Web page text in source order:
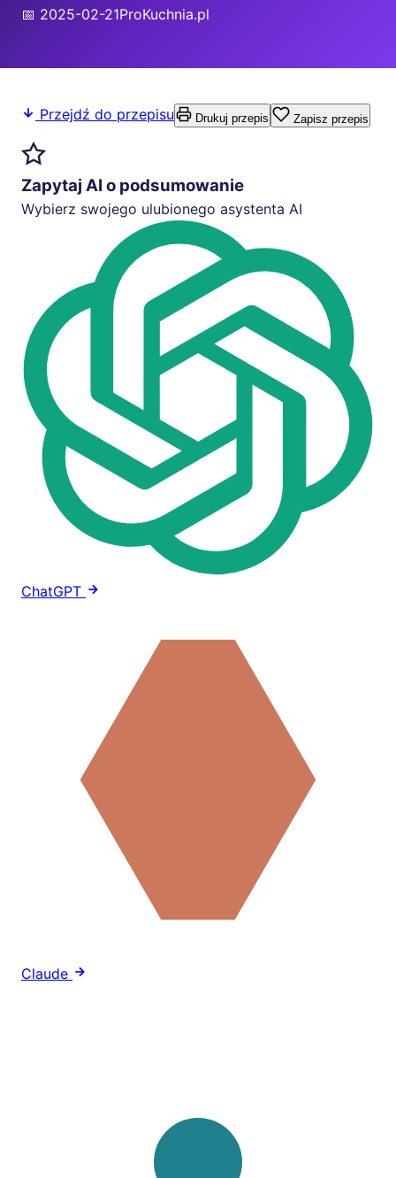
📅 2025-02-21ProKuchnia.pl
Przejdź do przepisu Drukuj przepis Zapisz przepis
Zapytaj AI o podsumowanie
Wybierz swojego ulubionego asystenta AI
ChatGPT
Claude